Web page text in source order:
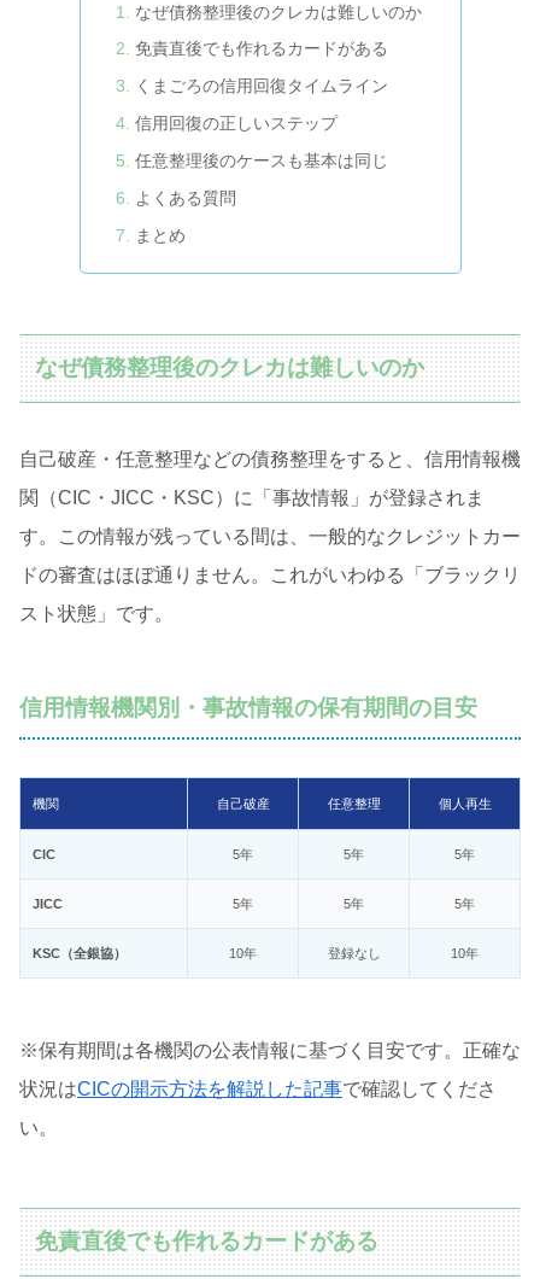
なぜ債務整理後のクレカは難しいのか
免責直後でも作れるカードがある
くまごろの信用回復タイムライン
信用回復の正しいステップ
任意整理後のケースも基本は同じ
よくある質問
まとめ
なぜ債務整理後のクレカは難しいのか
自己破産・任意整理などの債務整理をすると、信用情報機
関（CIC・JICC・KSC）に「事故情報」が登録されま
す。この情報が残っている間は、一般的なクレジットカー
ドの審査はほぼ通りません。これがいわゆる「ブラックリ
スト状態」です。
信用情報機関別・事故情報の保有期間の目安
機関 自己破産 任意整理 個人再生
CIC 5年 5年 5年
JICC 5年 5年 5年
KSC（全銀協） 10年 登録なし 10年
※保有期間は各機関の公表情報に基づく目安です。正確な
状況はCICの開示方法を解説した記事で確認してくださ
い。
免責直後でも作れるカードがある